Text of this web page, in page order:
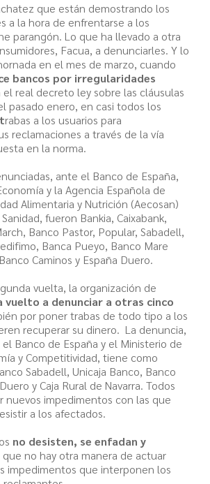
que están demostrando los
a la hora de enfrentarse a los
parangón. Lo que ha llevado a otra
Facua, a denunciarles. Y lo
en el mes de marzo, cuando
bancos por irregularidades
real decreto ley sobre las cláusulas
pasado enero, en casi todos los
trabas a los usuarios para
reclamaciones a través de la vía
en la norma.
ante el Banco de España,
y la Agencia Española de
Alimentaria y Nutrición (Aecosan)
fueron Bankia, Caixabank,
Banco Pastor, Popular, Sabadell,
Banca Pueyo, Banco Mare
Caminos y España Duero.
vuelta, la organización de
vuelto a denunciar a otras cinco
por poner trabas de todo tipo a los
recuperar su dinero. La denuncia,
Banco de España y el Ministerio de
y Competitividad, tiene como
Sabadell, Unicaja Banco, Banco
y Caja Rural de Navarra. Todos
nuevos impedimentos con las que
a los afectados.
no desisten, se enfadan y
que no hay otra manera de actuar
impedimentos que interponen los